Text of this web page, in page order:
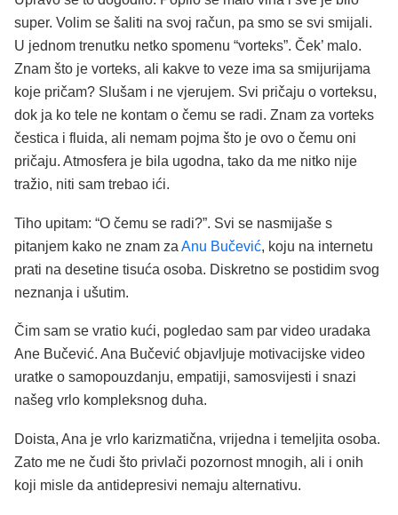
super. Volim se šaliti na svoj račun, pa smo se svi smijali.
U jednom trenutku netko spomenu “vorteks”. Ček’ malo.
Znam što je vorteks, ali kakve to veze ima sa smijurijama
koje pričam? Slušam i ne vjerujem. Svi pričaju o vorteksu,
dok ja ko tele ne kontam o čemu se radi. Znam za vorteks
čestica i fluida, ali nemam pojma što je ovo o čemu oni
pričaju. Atmosfera je bila ugodna, tako da me nitko nije
tražio, niti sam trebao ići.
Tiho upitam: “O čemu se radi?”. Svi se nasmijaše s
pitanjem kako ne znam za Anu Bučević, koju na internetu
prati na desetine tisuća osoba. Diskretno se postidim svog
neznanja i ušutim.
Čim sam se vratio kući, pogledao sam par video uradaka
Ane Bučević. Ana Bučević objavljuje motivacijske video
uratke o samopouzdanju, empatiji, samosvijesti i snazi
našeg vrlo kompleksnog duha.
Doista, Ana je vrlo karizmatična, vrijedna i temeljita osoba.
Zato me ne čudi što privlači pozornost mnogih, ali i onih
koji misle da antidepresivi nemaju alternativu.